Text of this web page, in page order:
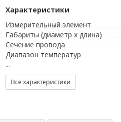
Характеристики
Измерительный элемент
Габариты (диаметр х длина)
Сечение провода
Диапазон температур
...
Все характеристики